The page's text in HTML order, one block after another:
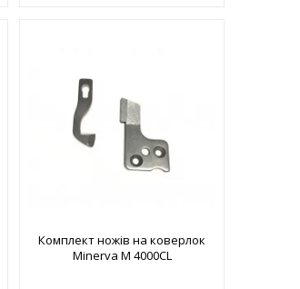
Комплект ножів на коверлок
Minerva M 4000CL